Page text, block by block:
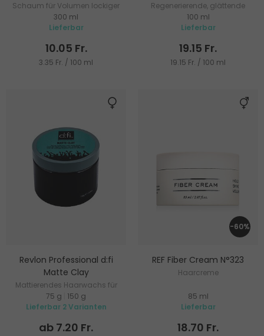
Schaum für Volumen lockiger
Haare
300 ml
Lieferbar
10.05 Fr.
3.35 Fr. / 100 ml
Regenerierende, glättende
Haarcreme
100 ml
Lieferbar
19.15 Fr.
19.15 Fr. / 100 ml
Revlon Professional d:fi
Matte Clay
Mattierendes Haarwachs für
starke Fixierung
75 g
150 g
Lieferbar 2 Varianten
ab 7.20 Fr.
-60%
REF Fiber Cream N°323
Haarcreme
85 ml
Lieferbar
18.70 Fr.